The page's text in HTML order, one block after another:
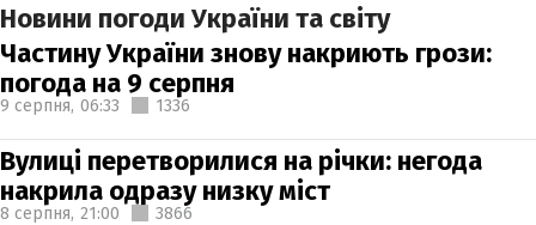
Новини погоди України та світу
Частину України знову накриють грози:
погода на 9 серпня
9 серпня, 06:33 1336
Вулиці перетворилися на річки: негода
накрила одразу низку міст
8 серпня, 21:00 3866